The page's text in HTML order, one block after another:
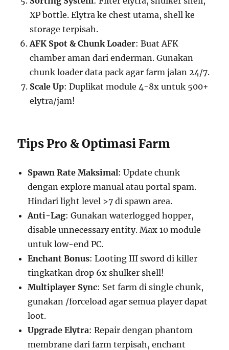
XP bottle. Elytra ke chest utama, shell ke
storage terpisah.
AFK Spot & Chunk Loader: Buat AFK
chamber aman dari enderman. Gunakan
chunk loader data pack agar farm jalan 24/7.
Scale Up: Duplikat module 4-8x untuk 500+
elytra/jam!
Tips Pro & Optimasi Farm
Spawn Rate Maksimal: Update chunk
dengan explore manual atau portal spam.
Hindari light level >7 di spawn area.
Anti-Lag: Gunakan waterlogged hopper,
disable unnecessary entity. Max 10 module
untuk low-end PC.
Enchant Bonus: Looting III sword di killer
tingkatkan drop 6x shulker shell!
Multiplayer Sync: Set farm di single chunk,
gunakan /forceload agar semua player dapat
loot.
Upgrade Elytra: Repair dengan phantom
membrane dari farm terpisah, enchant